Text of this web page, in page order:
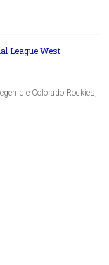
League West
die Colorado Rockies,